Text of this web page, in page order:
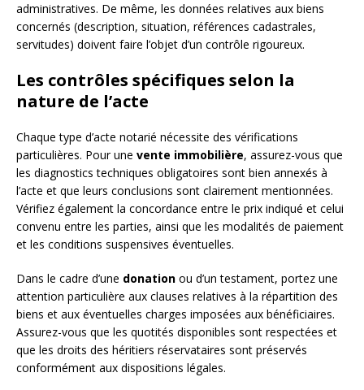
administratives. De même, les données relatives aux biens
concernés (description, situation, références cadastrales,
servitudes) doivent faire l’objet d’un contrôle rigoureux.
Les contrôles spécifiques selon la
nature de l’acte
Chaque type d’acte notarié nécessite des vérifications
particulières. Pour une vente immobilière, assurez-vous que
les diagnostics techniques obligatoires sont bien annexés à
l’acte et que leurs conclusions sont clairement mentionnées.
Vérifiez également la concordance entre le prix indiqué et celui
convenu entre les parties, ainsi que les modalités de paiement
et les conditions suspensives éventuelles.
Dans le cadre d’une donation ou d’un testament, portez une
attention particulière aux clauses relatives à la répartition des
biens et aux éventuelles charges imposées aux bénéficiaires.
Assurez-vous que les quotités disponibles sont respectées et
que les droits des héritiers réservataires sont préservés
conformément aux dispositions légales.